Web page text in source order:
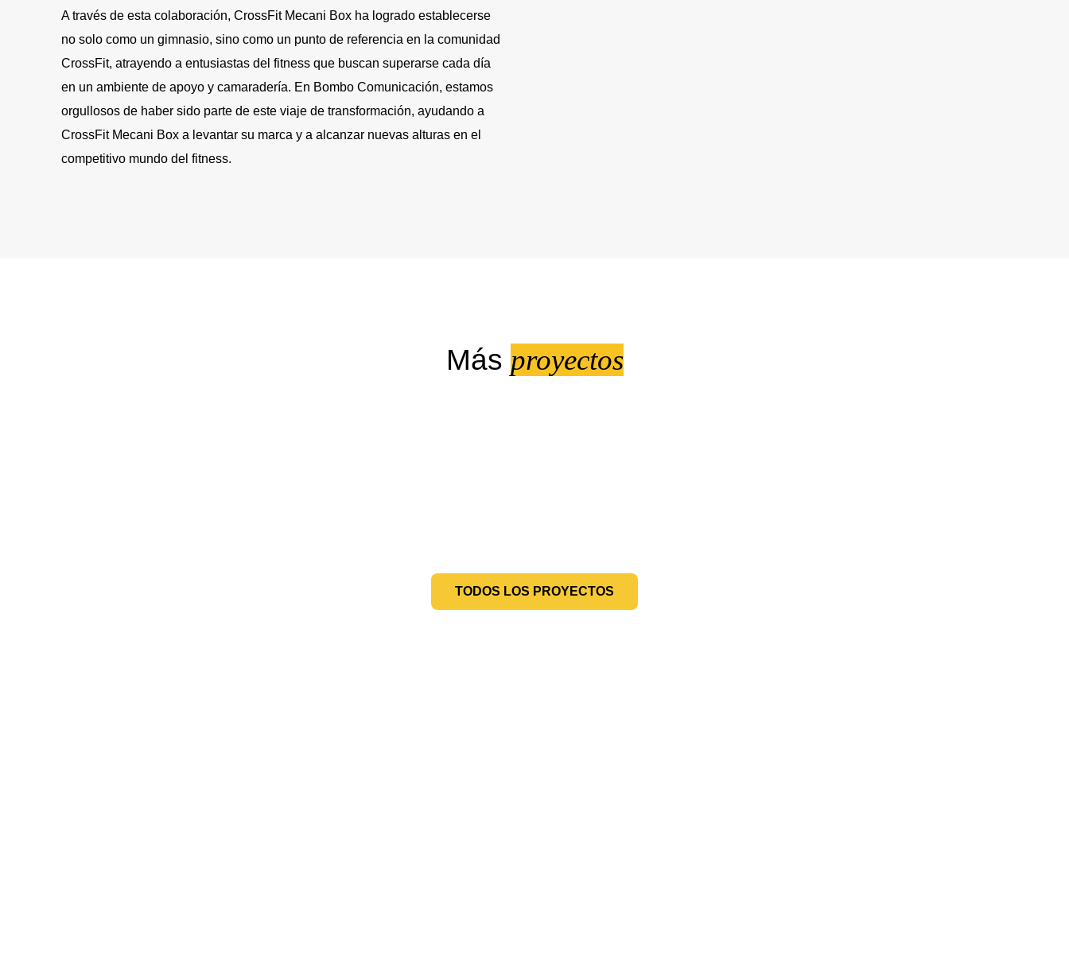
A través de esta colaboración, CrossFit Mecani Box ha logrado establecerse
no solo como un gimnasio, sino como un punto de referencia en la comunidad
CrossFit, atrayendo a entusiastas del fitness que buscan superarse cada día
en un ambiente de apoyo y camaradería. En Bombo Comunicación, estamos
orgullosos de haber sido parte de este viaje de transformación, ayudando a
CrossFit Mecani Box a levantar su marca y a alcanzar nuevas alturas en el
competitivo mundo del fitness.
Más proyectos
TODOS LOS PROYECTOS